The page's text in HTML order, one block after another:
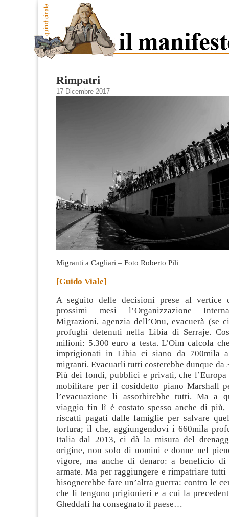
Rimpatri
17 Dicembre 2017
Migranti a Cagliari – Foto Roberto Pili
[Guido Viale]
A seguito delle decisioni prese al vertice
prossimi mesi l’Organizzazione
Migrazioni, agenzia dell’Onu, evacuerà (se
profughi detenuti nella Libia di Serraje.
milioni: 5.300 euro a testa. L’Oim calcola
imprigionati in Libia ci siano da 700mila
migranti. Evacuarli tutti costerebbe dunque da
Più dei fondi, pubblici e privati, che l’Europa
mobilitare per il cosiddetto piano Marshall
l’evacuazione li assorbirebbe tutti. Ma a
viaggio fin lì è costato spesso anche di più,
riscatti pagati dalle famiglie per salvare
tortura; il che, aggiungendovi i 660mila
Italia dal 2013, ci dà la misura del
origine, non solo di uomini e donne nel
vigore, ma anche di denaro: a beneficio di
armate. Ma per raggiungere e rimpatriare
bisognerebbe fare un’altra guerra: contro le
che li tengono prigionieri e a cui la
Gheddafi ha consegnato il paese…